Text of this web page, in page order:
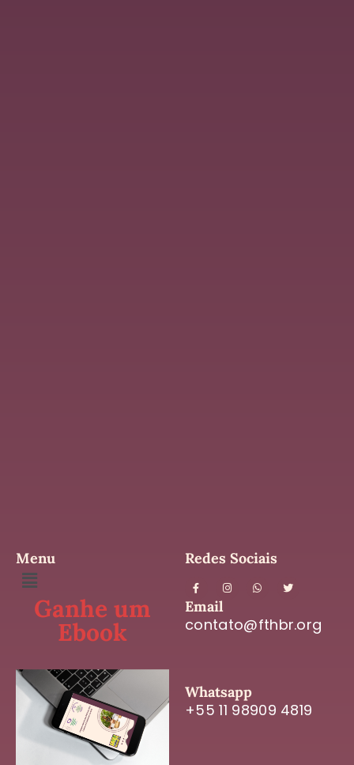
Menu
Ganhe um
Ebook
Redes Sociais
Email
contato@fthbr.org
Whatsapp
+55 11 98909 4819